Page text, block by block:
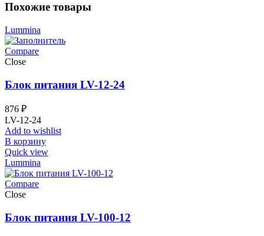
Похожие товары
Lummina
Compare
Close
Блок питания LV-12-24
876 ₽
LV-12-24
Add to wishlist
В корзину
Quick view
Lummina
Compare
Close
Блок питания LV-100-12